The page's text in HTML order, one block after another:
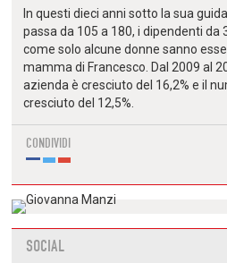
In questi dieci anni sotto la sua
passa da 105 a 180, i dipendenti da
come solo alcune donne sanno
mamma di Francesco. Dal 2009 al
azienda è cresciuto del 16,2% e il
cresciuto del 12,5%.
CONDIVIDI
SOCIAL